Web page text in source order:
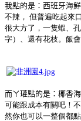
我點的是：西班牙海
不辣， 但普遍吃起來
很大方了，一隻蝦、
字）、還有花枝。飯
而ㄚ瓘點的是：椰香
可能跟成本有關吧！
然你也可以一整個都